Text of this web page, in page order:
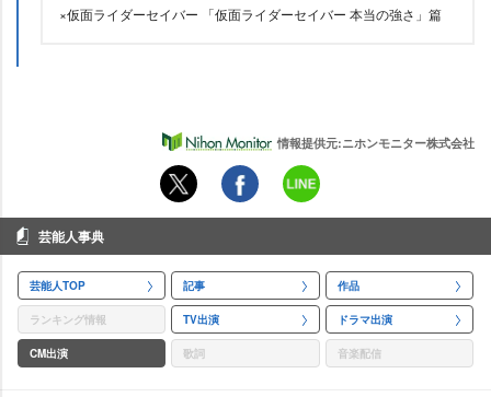
×仮面ライダーセイバー 「仮面ライダーセイバー 本当の強さ」篇
情報提供元:ニホンモニター株式会社
芸能人事典
芸能人TOP 記事 作品
ランキング情報 TV出演 ドラマ出演
CM出演 歌詞 音楽配信